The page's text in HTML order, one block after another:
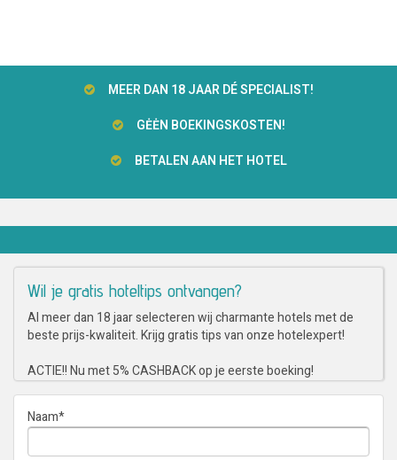
MEER DAN 18 JAAR DÉ SPECIALIST!
GĖĖN BOEKINGSKOSTEN!
BETALEN AAN HET HOTEL
Wil je gratis hoteltips ontvangen?
Al meer dan 18 jaar selecteren wij charmante hotels met de
beste prijs-kwaliteit. Krijg gratis tips van onze hotelexpert!
ACTIE!! Nu met 5% CASHBACK op je eerste boeking!
Naam*